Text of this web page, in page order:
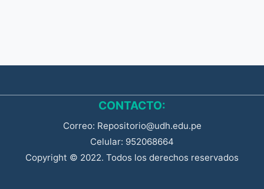
CONTACTO:
Correo: Repositorio@udh.edu.pe
Celular: 952068664
Copyright © 2022. Todos los derechos reservados